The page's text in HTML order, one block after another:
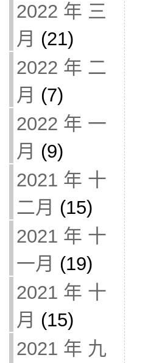
2022 年 三
月 (21)
2022 年 二
月 (7)
2022 年 一
月 (9)
2021 年 十
二月 (15)
2021 年 十
一月 (19)
2021 年 十
月 (15)
2021 年 九